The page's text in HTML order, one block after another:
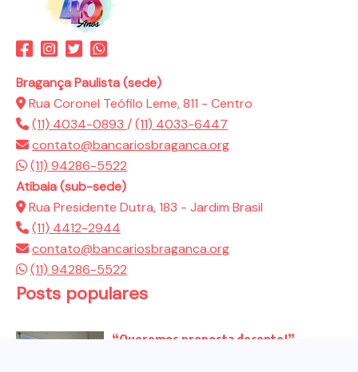
Bragança Paulista (sede)
Rua Coronel Teófilo Leme, 811 - Centro
(11) 4034-0893 /(11) 4033-6447
contato@bancariosbraganca.org
(11) 94286-5522
Atibaia (sub-sede)
Rua Presidente Dutra, 183 - Jardim Brasil
(11) 4412-2944
contato@bancariosbraganca.org
(11) 94286-5522
Posts populares
“Queremos proposta decente!”